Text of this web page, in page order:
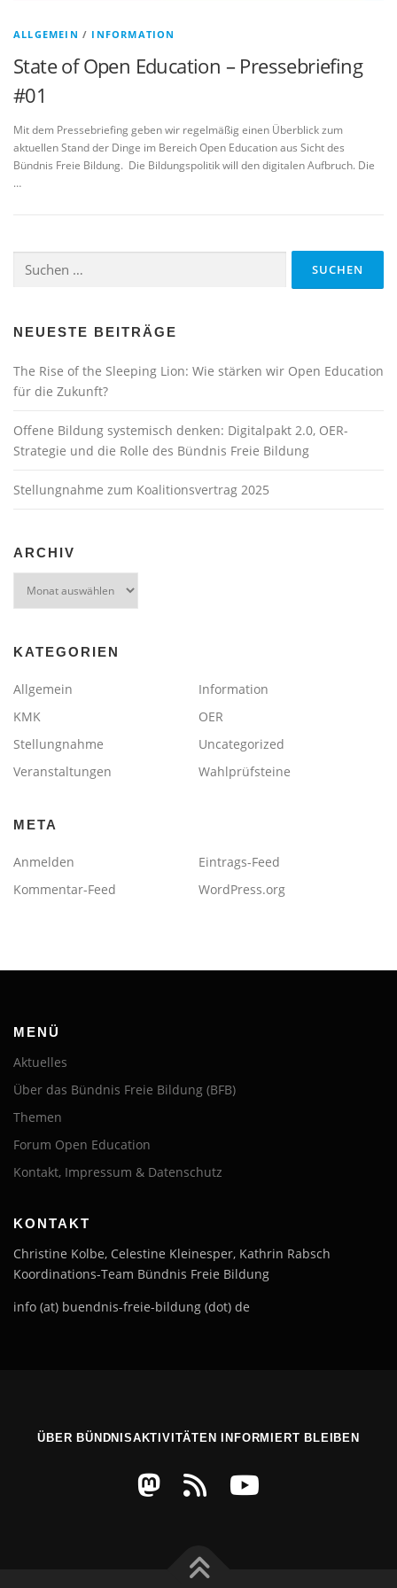
ALLGEMEIN / INFORMATION
State of Open Education – Pressebriefing
#01
Mit dem Pressebriefing geben wir regelmäßig einen Überblick zum
aktuellen Stand der Dinge im Bereich Open Education aus Sicht des
Bündnis Freie Bildung. Die Bildungspolitik will den digitalen Aufbruch. Die
…
nach:
NEUESTE BEITRÄGE
The Rise of the Sleeping Lion: Wie stärken wir Open Education
für die Zukunft?
Offene Bildung systemisch denken: Digitalpakt 2.0, OER-
Strategie und die Rolle des Bündnis Freie Bildung
Stellungnahme zum Koalitionsvertrag 2025
ARCHIV
KATEGORIEN
Allgemein
Information
KMK
OER
Stellungnahme
Uncategorized
Veranstaltungen
Wahlprüfsteine
META
Anmelden
Eintrags-Feed
Kommentar-Feed
WordPress.org
MENÜ
Aktuelles
Über das Bündnis Freie Bildung (BFB)
Themen
Forum Open Education
Kontakt, Impressum & Datenschutz
KONTAKT
Christine Kolbe, Celestine Kleinesper, Kathrin Rabsch
Koordinations-Team Bündnis Freie Bildung
info (at) buendnis-freie-bildung (dot) de
ÜBER BÜNDNISAKTIVITÄTEN INFORMIERT BLEIBEN